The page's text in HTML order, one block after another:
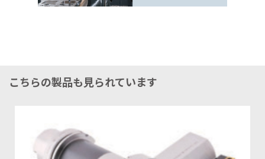
こちらの製品も見られています